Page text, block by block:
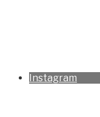
Instagram